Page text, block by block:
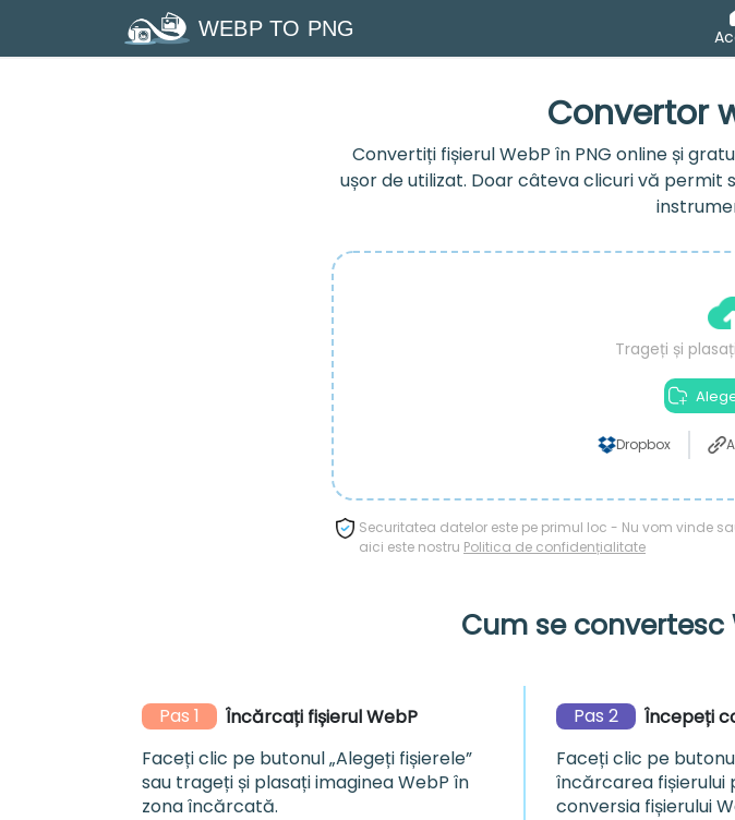
WEBP TO PNG
Convertor
Convertiți fișierul WebP în PNG online și
ușor de utilizat. Doar câteva clicuri vă permit
Trageți și
Dropbox
Securitatea datelor este pe primul loc - Nu vom vinde
aici este nostru Politica de confidențialitate
Cum se convertesc
Pas 1
Încărcați fișierul WebP
Faceți clic pe butonul „Alegeți fișierele”
sau trageți și plasați imaginea WebP în
zona încărcată.
Pas 2
Începeți
Faceți clic pe
încărcarea fișierului
conversia fișierului